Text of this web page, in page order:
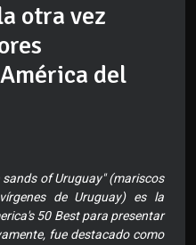
otra vez
del
of Uruguay" (mariscos
de Uruguay) es la
50 Best para presentar
fue destacado como